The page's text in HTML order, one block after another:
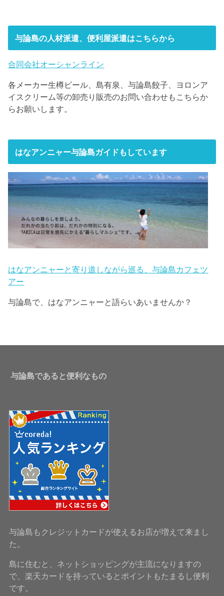
与論島の人材派遣、便利屋派遣はこちらから
合同会社オーシャンライン
各メーカー生樽ビール、島有泉、与論島餃子、ヨロンア
イスクリーム等の卸売り販売のお問い合わせもこちらか
らお願いします。
はなアンニャー与論島ガイドもしています
はなアンニャーと寄り道しながら巡る、与論島カフェツ
アー
与論島で、はなアンニャーと語らいあいませんか？
与論島であると便利なもの
与論島もクレジットカードが使えるお店が増えて来まし
た。
島に住むと、ネットショッピングが主流になりますの
で、楽天カードを持っているとポイントもたまるし便利
です。